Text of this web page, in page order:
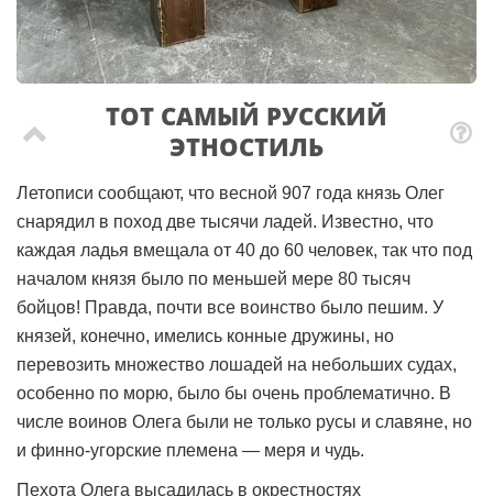
ТОТ САМЫЙ РУССКИЙ
ЭТНОСТИЛЬ
Летописи сообщают, что весной 907 года князь Олег
снарядил в поход две тысячи ладей. Известно, что
каждая ладья вмещала от 40 до 60 человек, так что под
началом князя было по меньшей мере 80 тысяч
бойцов! Правда, почти все воинство было пешим. У
князей, конечно, имелись конные дружины, но
перевозить множество лошадей на небольших судах,
особенно по морю, было бы очень проблематично. В
числе воинов Олега были не только русы и славяне, но
и финно-угорские племена — меря и чудь.
Пехота Олега высадилась в окрестностях